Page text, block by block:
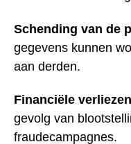
Schending van de
gegevens kunnen
aan derden.
Financiële
gevolg van
fraudecampagnes.